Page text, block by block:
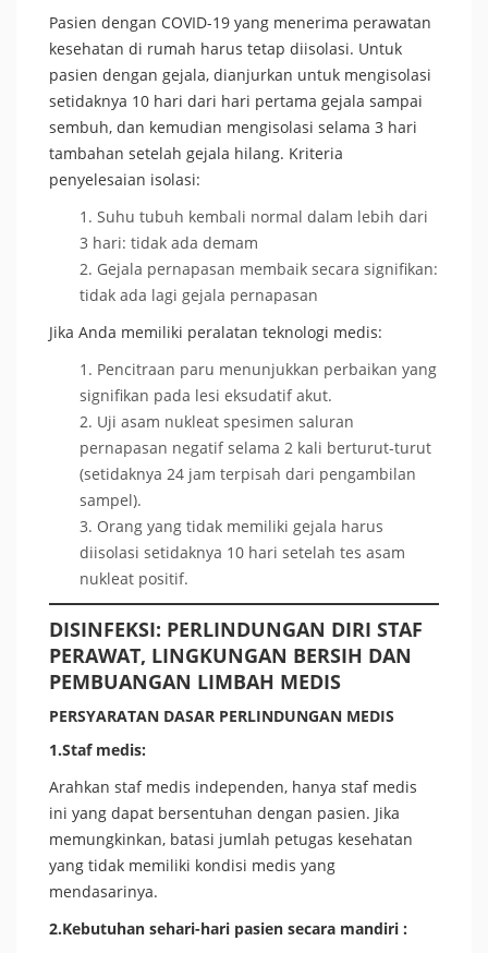
Pasien dengan COVID-19 yang menerima perawatan
kesehatan di rumah harus tetap diisolasi. Untuk
pasien dengan gejala, dianjurkan untuk mengisolasi
setidaknya 10 hari dari hari pertama gejala sampai
sembuh, dan kemudian mengisolasi selama 3 hari
tambahan setelah gejala hilang. Kriteria
penyelesaian isolasi:
Suhu tubuh kembali normal dalam lebih dari
3 hari: tidak ada demam
Gejala pernapasan membaik secara signifikan:
tidak ada lagi gejala pernapasan
Jika Anda memiliki peralatan teknologi medis:
Pencitraan paru menunjukkan perbaikan yang
signifikan pada lesi eksudatif akut.
Uji asam nukleat spesimen saluran
pernapasan negatif selama 2 kali berturut-turut
(setidaknya 24 jam terpisah dari pengambilan
sampel).
Orang yang tidak memiliki gejala harus
diisolasi setidaknya 10 hari setelah tes asam
nukleat positif.
DISINFEKSI: PERLINDUNGAN DIRI STAF
PERAWAT, LINGKUNGAN BERSIH DAN
PEMBUANGAN LIMBAH MEDIS
PERSYARATAN DASAR PERLINDUNGAN MEDIS
1.Staf medis:
Arahkan staf medis independen, hanya staf medis
ini yang dapat bersentuhan dengan pasien. Jika
memungkinkan, batasi jumlah petugas kesehatan
yang tidak memiliki kondisi medis yang
mendasarinya.
2.Kebutuhan sehari-hari pasien secara mandiri :